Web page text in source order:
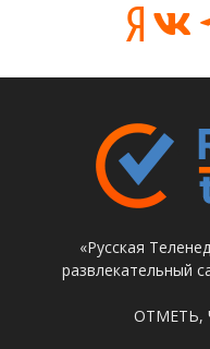
«Русская
развлекательный
ОТМЕТЬ,